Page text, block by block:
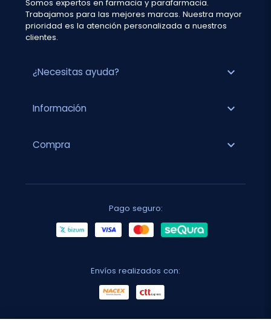
Somos expertos en farmacia y parafarmacia.
Trabajamos para las mejores marcas. Nuestra mayor
prioridad es la atención personalizada a nuestros
clientes.
¿Necesitas ayuda? expand_more
Información expand_more
Compra expand_more
Pago seguro:
Envíos realizados con: